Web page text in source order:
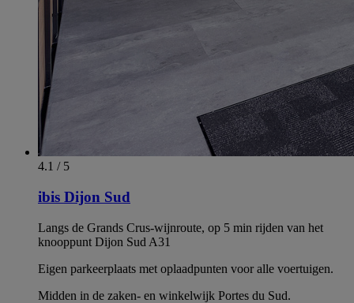
4.1 / 5
ibis Dijon Sud
Langs de Grands Crus-wijnroute, op 5 min rijden van het
knooppunt Dijon Sud A31
Eigen parkeerplaats met oplaadpunten voor alle voertuigen.
Midden in de zaken- en winkelwijk Portes du Sud.